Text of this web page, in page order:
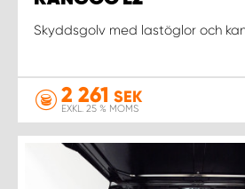
Skyddsgolv med lastöglor och
2 261 SEK
EXKL. 25 % MOMS